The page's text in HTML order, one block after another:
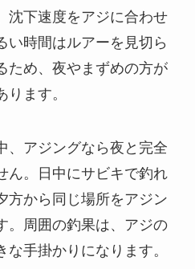
沈下速度をアジに合わせ
い時間はルアーを見切ら
ため、夜やまずめの方が
ます。
、アジングなら夜と完全
ん。日中にサビキで釣れ
方から同じ場所をアジン
。周囲の釣果は、アジの
手掛かりになります。